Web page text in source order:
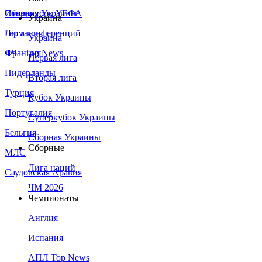
Сборная Украины
Италия
Германия
Франция
Нидерланды
Турция
Португалия
Бельгия
МЛС
Саудовская Аравия
Суперкубок УЕФА
Лига конференций
ЛЧ - Top News
Украина
Украина
Первая лига
Вторая лига
Кубок Украины
Суперкубок Украины
Сборная Украины
Сборные
Лига наций
ЧМ 2026
Чемпионаты
Англия
Испания
АПЛ Top News